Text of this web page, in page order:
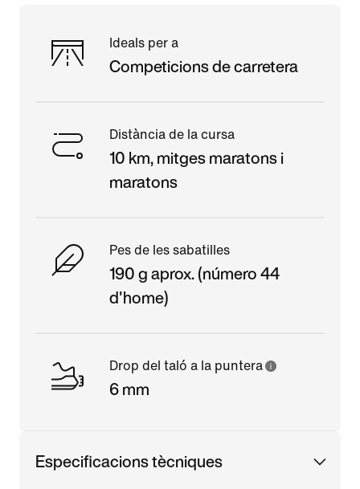
Ideals per a
Competicions de carretera
Distància de la cursa
10 km, mitges maratons i
maratons
Pes de les sabatilles
190 g aprox. (número 44
d'home)
Drop del taló a la puntera
6 mm
Especificacions tècniques